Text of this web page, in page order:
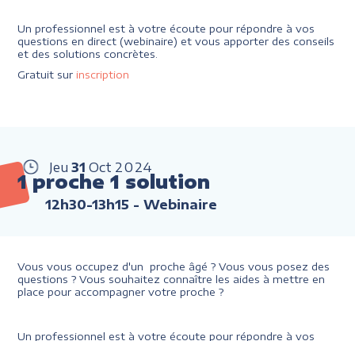
Un professionnel est à votre écoute pour répondre à vos
questions en direct (webinaire) et vous apporter des conseils
et des solutions concrètes.
Gratuit sur inscription
Jeu 31 Oct 2024
1 proche 1 solution
12h30-13h15 - Webinaire
Vous vous occupez d'un proche âgé ? Vous vous posez des
questions ? Vous souhaitez connaître les aides à mettre en
place pour accompagner votre proche ?
Un professionnel est à votre écoute pour répondre à vos